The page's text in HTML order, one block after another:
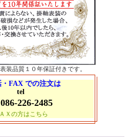
装品質１０年保証付きです。
・FAX での注文は
tel
086-226-2485
Ｘの方はこちら